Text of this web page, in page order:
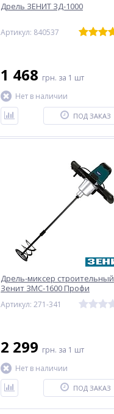
Дрель ЗЕНИТ ЗД-1000
Артикул: 840537
1 468 грн. за 1 шт
Нет в наличии
ПОД ЗАКАЗ
Дрель-миксер строительный
Зенит ЗМС-1600 Профи
Артикул: 271-341
2 299 грн. за 1 шт
Нет в наличии
ПОД ЗАКАЗ